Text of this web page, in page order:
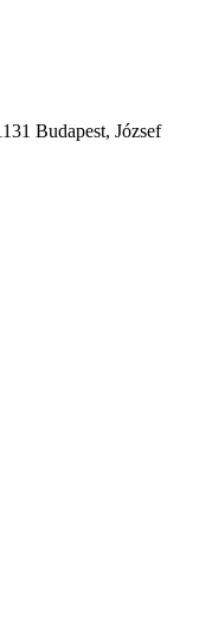
Budapest, József